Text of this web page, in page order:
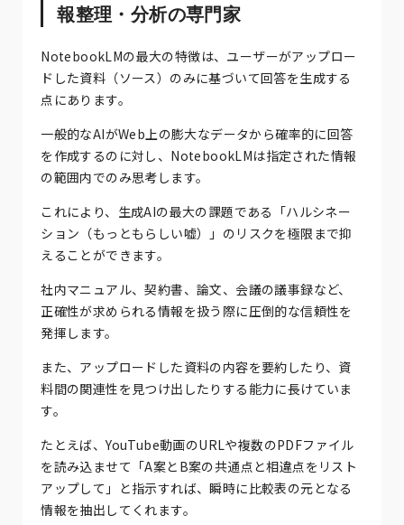
報整理・分析の専門家
NotebookLMの最大の特徴は、ユーザーがアップロー
ドした資料（ソース）のみに基づいて回答を生成する
点にあります。
一般的なAIがWeb上の膨大なデータから確率的に回答
を作成するのに対し、NotebookLMは指定された情報
の範囲内でのみ思考します。
これにより、生成AIの最大の課題である「ハルシネー
ション（もっともらしい嘘）」のリスクを極限まで抑
えることができます。
社内マニュアル、契約書、論文、会議の議事録など、
正確性が求められる情報を扱う際に圧倒的な信頼性を
発揮します。
また、アップロードした資料の内容を要約したり、資
料間の関連性を見つけ出したりする能力に長けていま
す。
たとえば、YouTube動画のURLや複数のPDFファイル
を読み込ませて「A案とB案の共通点と相違点をリスト
アップして」と指示すれば、瞬時に比較表の元となる
情報を抽出してくれます。